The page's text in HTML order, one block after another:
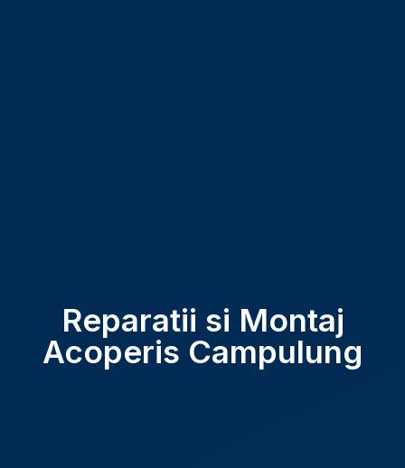
Reparatii si Montaj
Acoperis Campulung